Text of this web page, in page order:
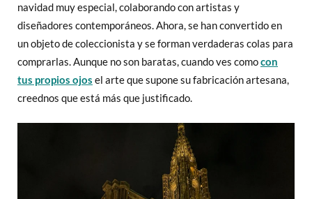
navidad muy especial, colaborando con artistas y
diseñadores contemporáneos. Ahora, se han convertido en
un objeto de coleccionista y se forman verdaderas colas para
comprarlas. Aunque no son baratas, cuando ves comocon
tus propios ojos el arte que supone su fabricación artesana,
creednos que está más que justificado.